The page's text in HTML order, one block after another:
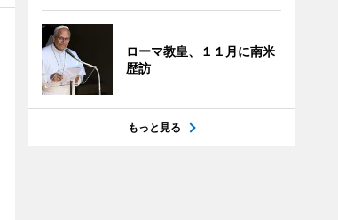
ローマ教皇、１１月に南米
歴訪
もっと見る